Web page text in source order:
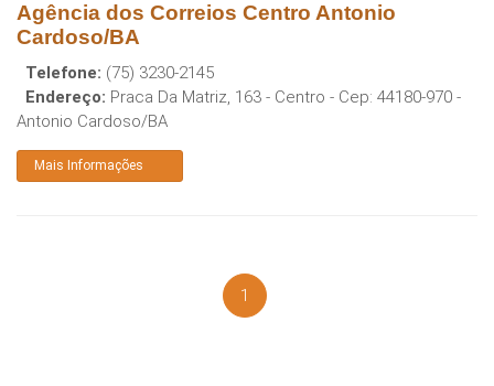
Agência dos Correios Centro Antonio
Cardoso/BA
Telefone: (75) 3230-2145
Endereço: Praca Da Matriz, 163 - Centro - Cep: 44180-970 -
Antonio Cardoso/BA
Mais Informações
1